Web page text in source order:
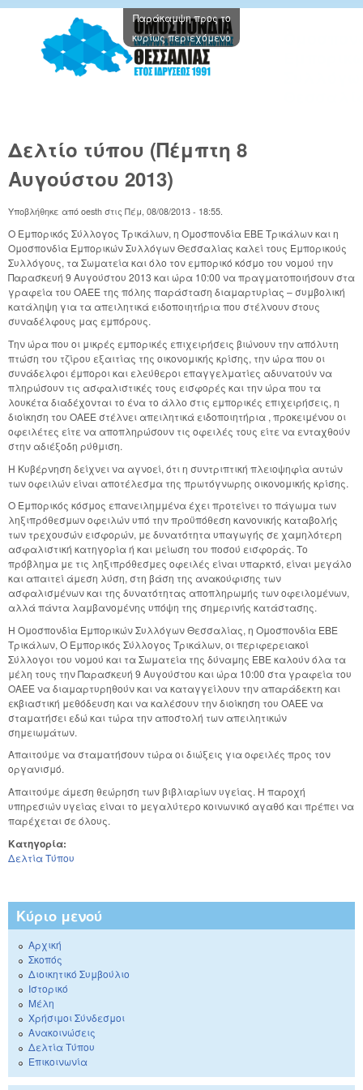
Παράκαμψη προς το
κυρίως περιεχόμενο
Δελτίο τύπου (Πέμπτη 8
Αυγούστου 2013)
Υποβλήθηκε από oesth στις Πέμ, 08/08/2013 - 18:55.
Ο Εμπορικός Σύλλογος Τρικάλων, η Ομοσπονδία ΕΒΕ Τρικάλων και η
Ομοσπονδία Εμπορικών Συλλόγων Θεσσαλίας καλεί τους Εμπορικούς
Συλλόγους, τα Σωματεία και όλο τον εμπορικό κόσμο του νομού την
Παρασκευή 9 Αυγούστου 2013 και ώρα 10:00 να πραγματοποιήσουν στα
γραφεία του ΟΑΕΕ της πόλης παράσταση διαμαρτυρίας – συμβολική
κατάληψη για τα απειλητικά ειδοποιητήρια που στέλνουν στους
συναδέλφους μας εμπόρους.
Την ώρα που οι μικρές εμπορικές επιχειρήσεις βιώνουν την απόλυτη
πτώση του τζίρου εξαιτίας της οικονομικής κρίσης, την ώρα που οι
συνάδελφοι έμποροι και ελεύθεροι επαγγελματίες αδυνατούν να
πληρώσουν τις ασφαλιστικές τους εισφορές και την ώρα που τα
λουκέτα διαδέχονται το ένα το άλλο στις εμπορικές επιχειρήσεις, η
διοίκηση του ΟΑΕΕ στέλνει απειλητικά ειδοποιητήρια , προκειμένου οι
οφειλέτες είτε να αποπληρώσουν τις οφειλές τους είτε να ενταχθούν
στην αδιέξοδη ρύθμιση.
Η Κυβέρνηση δείχνει να αγνοεί, ότι η συντριπτική πλειοψηφία αυτών
των οφειλών είναι αποτέλεσμα της πρωτόγνωρης οικονομικής κρίσης.
Ο Εμπορικός κόσμος επανειλημμένα έχει προτείνει το πάγωμα των
ληξιπρόθεσμων οφειλών υπό την προϋπόθεση κανονικής καταβολής
των τρεχουσών εισφορών, με δυνατότητα υπαγωγής σε χαμηλότερη
ασφαλιστική κατηγορία ή και μείωση του ποσού εισφοράς. Το
πρόβλημα με τις ληξιπρόθεσμες οφειλές είναι υπαρκτό, είναι μεγάλο
και απαιτεί άμεση λύση, στη βάση της ανακούφισης των
ασφαλισμένων και της δυνατότητας αποπληρωμής των οφειλομένων,
αλλά πάντα λαμβανομένης υπόψη της σημερινής κατάστασης.
Η Ομοσπονδία Εμπορικών Συλλόγων Θεσσαλίας, η Ομοσπονδία ΕΒΕ
Τρικάλων, Ο Εμπορικός Σύλλογος Τρικάλων, οι περιφερειακοί
Σύλλογοι του νομού και τα Σωματεία της δύναμης ΕΒΕ καλούν όλα τα
μέλη τους την Παρασκευή 9 Αυγούστου και ώρα 10:00 στα γραφεία του
ΟΑΕΕ να διαμαρτυρηθούν και να καταγγείλουν την απαράδεκτη και
εκβιαστική μεθόδευση και να καλέσουν την διοίκηση του ΟΑΕΕ να
σταματήσει εδώ και τώρα την αποστολή των απειλητικών
σημειωμάτων.
Απαιτούμε να σταματήσουν τώρα οι διώξεις για οφειλές προς τον
οργανισμό.
Απαιτούμε άμεση θεώρηση των βιβλιαρίων υγείας. Η παροχή
υπηρεσιών υγείας είναι το μεγαλύτερο κοινωνικό αγαθό και πρέπει να
παρέχεται σε όλους.
Κατηγορία:
Δελτία Τύπου
Κύριο μενού
Αρχική
Σκοπός
Διοικητικό Συμβούλιο
Ιστορικό
Μέλη
Χρήσιμοι Σύνδεσμοι
Ανακοινώσεις
Δελτία Τύπου
Επικοινωνία